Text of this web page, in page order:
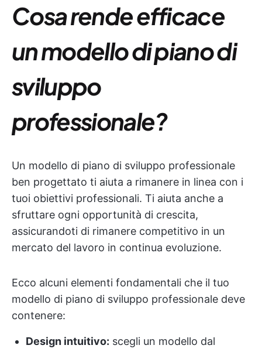
Cosa rende efficace
un modello di piano di
sviluppo
professionale?
Un modello di piano di sviluppo professionale
ben progettato ti aiuta a rimanere in linea con i
tuoi obiettivi professionali. Ti aiuta anche a
sfruttare ogni opportunità di crescita,
assicurandoti di rimanere competitivo in un
mercato del lavoro in continua evoluzione.
Ecco alcuni elementi fondamentali che il tuo
modello di piano di sviluppo professionale deve
contenere:
Design intuitivo: scegli un modello dal